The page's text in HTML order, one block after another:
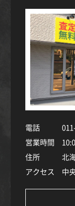
電話
営業時間
住所
北
アクセス
中